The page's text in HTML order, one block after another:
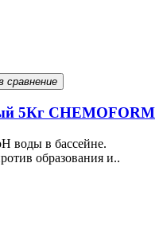
сравнение
5Кг CHEMOFORM
воды в бассейне.
образования и..